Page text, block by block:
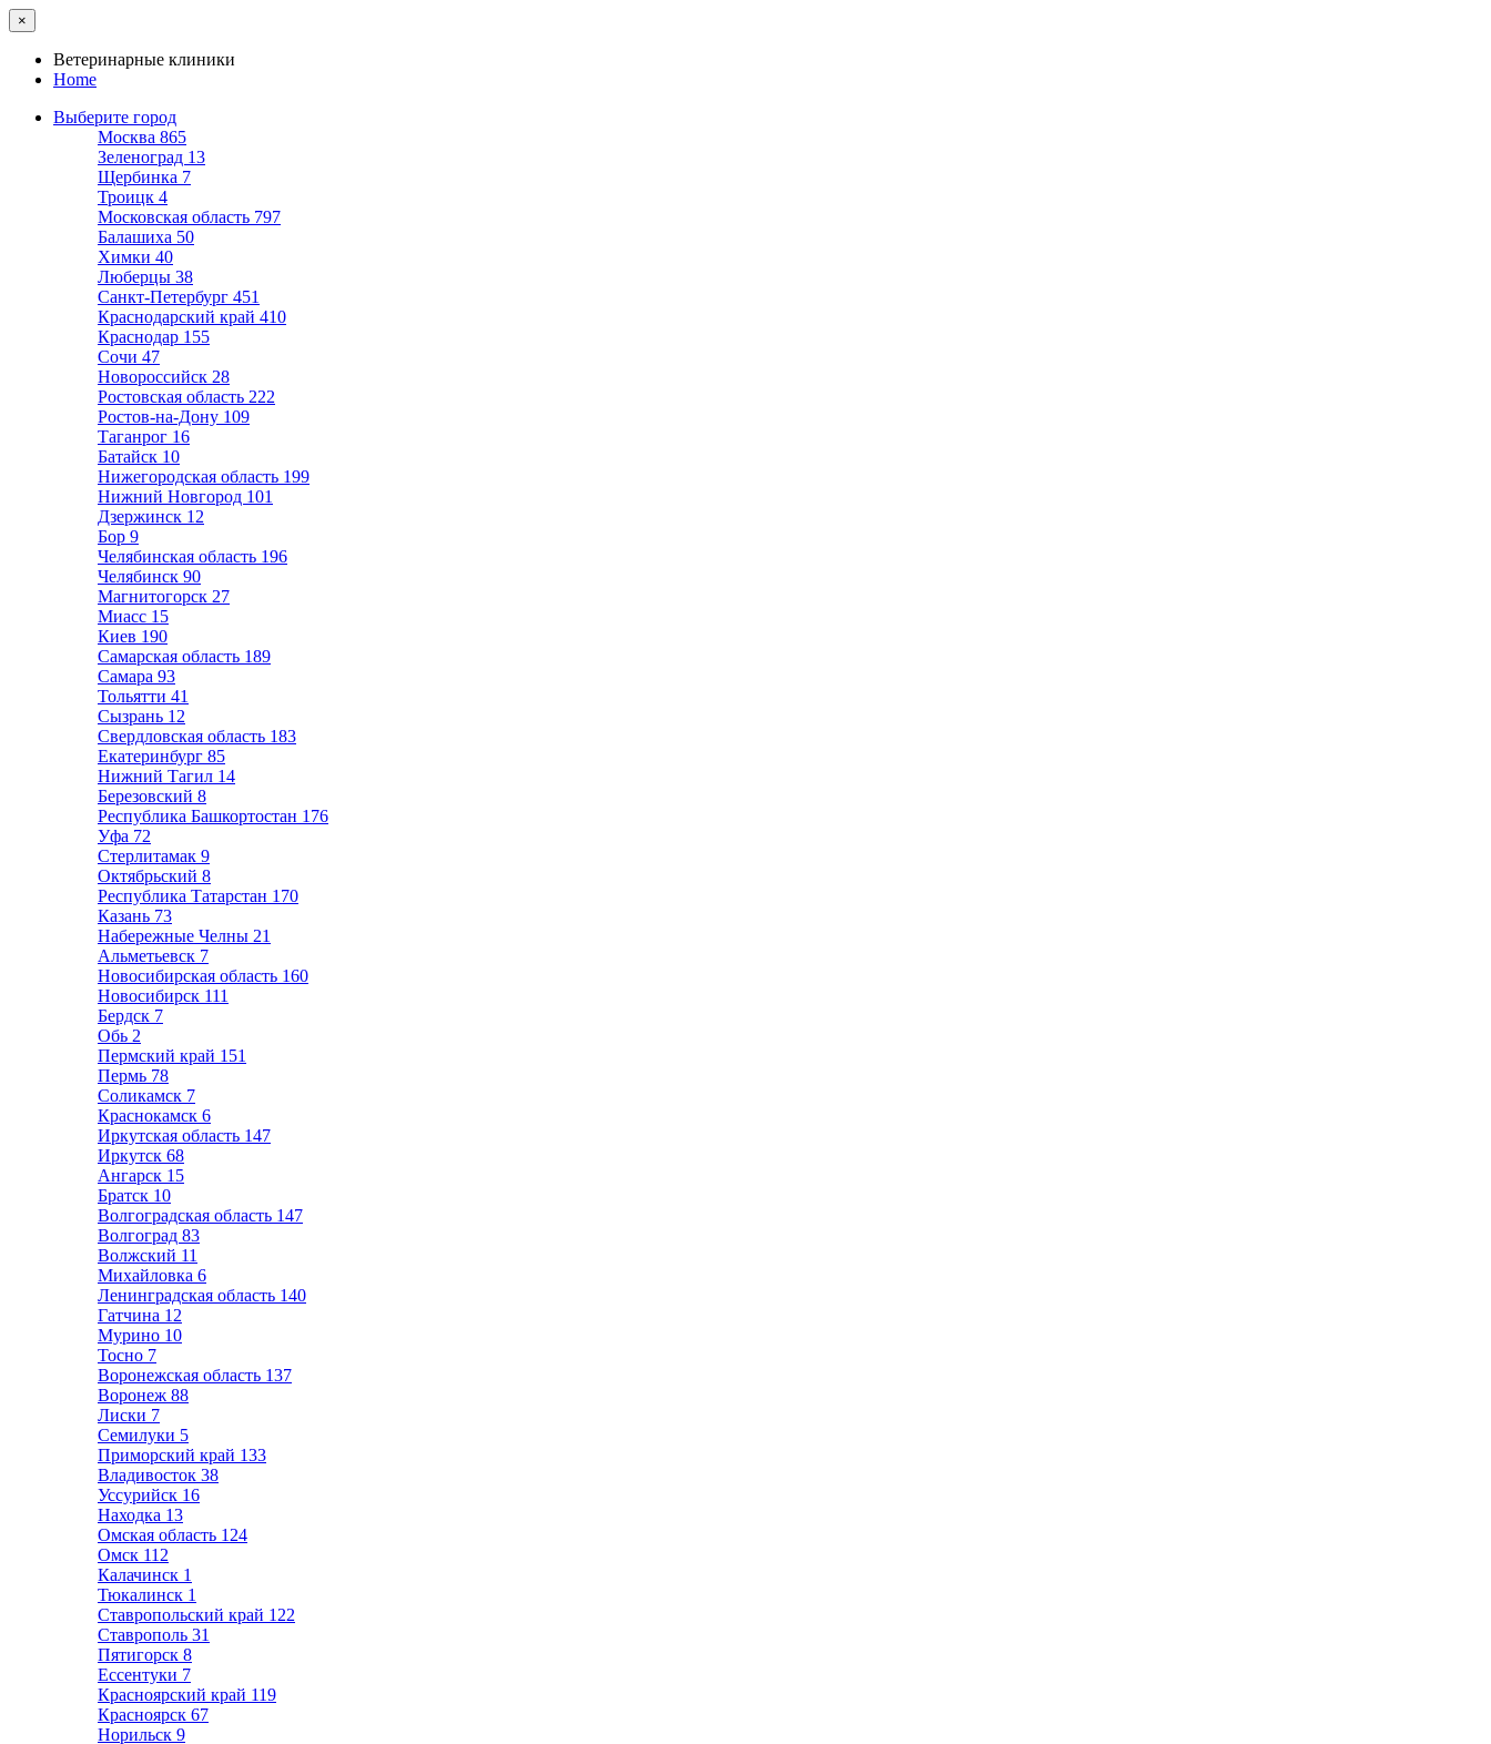
×
Ветеринарные клиники
Home
Выберите город
Москва 865
Зеленоград 13
Щербинка 7
Троицк 4
Московская область 797
Балашиха 50
Химки 40
Люберцы 38
Санкт-Петербург 451
Краснодарский край 410
Краснодар 155
Сочи 47
Новороссийск 28
Ростовская область 222
Ростов-на-Дону 109
Таганрог 16
Батайск 10
Нижегородская область 199
Нижний Новгород 101
Дзержинск 12
Бор 9
Челябинская область 196
Челябинск 90
Магнитогорск 27
Миасс 15
Киев 190
Самарская область 189
Самара 93
Тольятти 41
Сызрань 12
Свердловская область 183
Екатеринбург 85
Нижний Тагил 14
Березовский 8
Республика Башкортостан 176
Уфа 72
Стерлитамак 9
Октябрьский 8
Республика Татарстан 170
Казань 73
Набережные Челны 21
Альметьевск 7
Новосибирская область 160
Новосибирск 111
Бердск 7
Обь 2
Пермский край 151
Пермь 78
Соликамск 7
Краснокамск 6
Иркутская область 147
Иркутск 68
Ангарск 15
Братск 10
Волгоградская область 147
Волгоград 83
Волжский 11
Михайловка 6
Ленинградская область 140
Гатчина 12
Мурино 10
Тосно 7
Воронежская область 137
Воронеж 88
Лиски 7
Семилуки 5
Приморский край 133
Владивосток 38
Уссурийск 16
Находка 13
Омская область 124
Омск 112
Калачинск 1
Тюкалинск 1
Ставропольский край 122
Ставрополь 31
Пятигорск 8
Ессентуки 7
Красноярский край 119
Красноярск 67
Норильск 9